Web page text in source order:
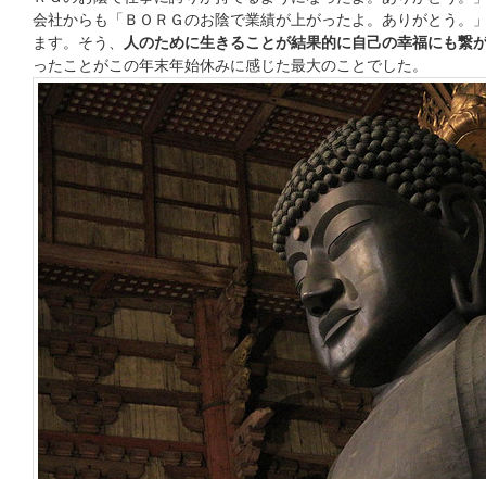
会社からも「ＢＯＲＧのお陰で業績が上がったよ。ありがとう。
ます。そう、
人のために生きることが結果的に自己の幸福にも繋
ったことがこの年末年始休みに感じた最大のことでした。